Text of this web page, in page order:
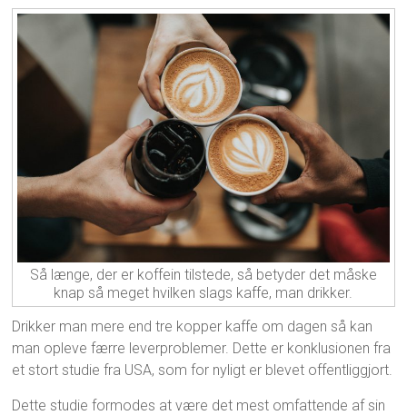
Så længe, der er koffein tilstede, så betyder det måske
knap så meget hvilken slags kaffe, man drikker.
Drikker man mere end tre kopper kaffe om dagen så kan
man opleve færre leverproblemer. Dette er konklusionen fra
et stort studie fra USA, som for nyligt er blevet offentliggjort.
Dette studie formodes at være det mest omfattende af sin